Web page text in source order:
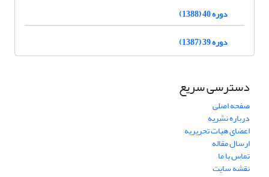
دوره 40 (1388)
دوره 39 (1387)
دسترسی سریع
صفحه اصلی
درباره نشریه
اعضای هیات تحریریه
ارسال مقاله
تماس با ما
نقشه سایت